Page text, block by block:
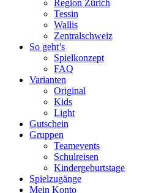
Region Zürich
Tessin
Wallis
Zentralschweiz
So geht’s
Spielkonzept
FAQ
Varianten
Original
Kids
Light
Gutschein
Gruppen
Teamevents
Schulreisen
Kindergeburtstage
Spielzugänge
Mein Konto